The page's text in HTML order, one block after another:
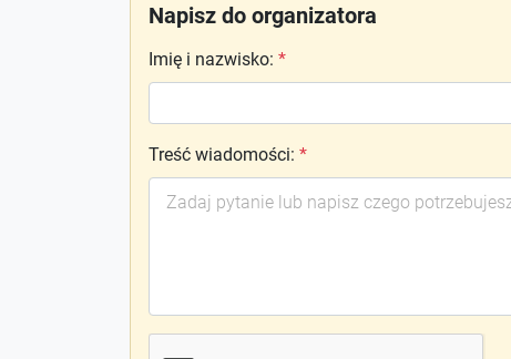
Napisz do organizatora
Imię i nazwisko: *
Treść wiadomości: *